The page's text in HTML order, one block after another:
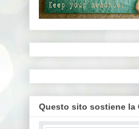
Questo sito sostiene la